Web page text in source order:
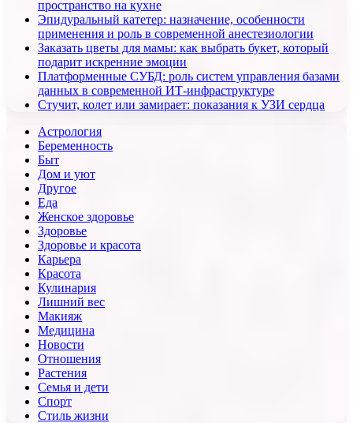
пространство на кухне
Эпидуральный катетер: назначение, особенности
применения и роль в современной анестезиологии
Заказать цветы для мамы: как выбрать букет, который
подарит искренние эмоции
Платформенные СУБД: роль систем управления базами
данных в современной ИТ-инфраструктуре
Стучит, колет или замирает: показания к УЗИ сердца
Астрология
Беременность
Быт
Дом и уют
Другое
Еда
Женское здоровье
Здоровье
Здоровье и красота
Карьера
Красота
Кулинария
Лишний вес
Макияж
Медицина
Новости
Отношения
Растения
Семья и дети
Спорт
Стиль жизни